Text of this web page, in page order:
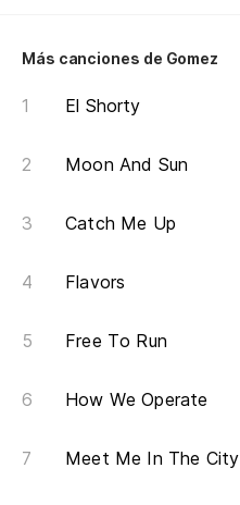
Más canciones de Gomez
El Shorty
Moon And Sun
Catch Me Up
Flavors
Free To Run
How We Operate
Meet Me In The City